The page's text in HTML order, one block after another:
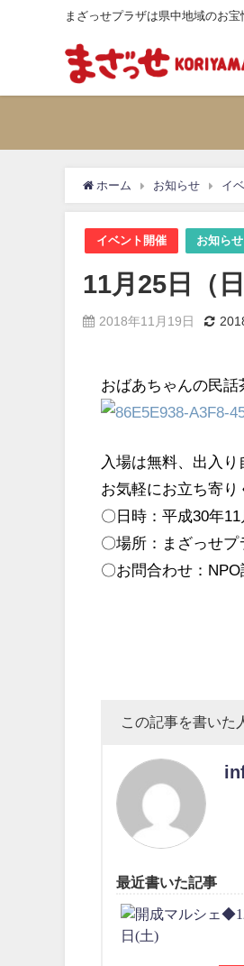
まざっせプラザは県中地域のお
ホーム お知らせ イ
イベント開催 お知らせ
11月25日（
2018年11月19日
おばあちゃんの民話
入場は無料、出入り
お気軽にお立ち寄り
〇日時：平成30年
〇場所：まざっせ
〇お問合わせ：NPO
この記事を書いた
最近書いた記事